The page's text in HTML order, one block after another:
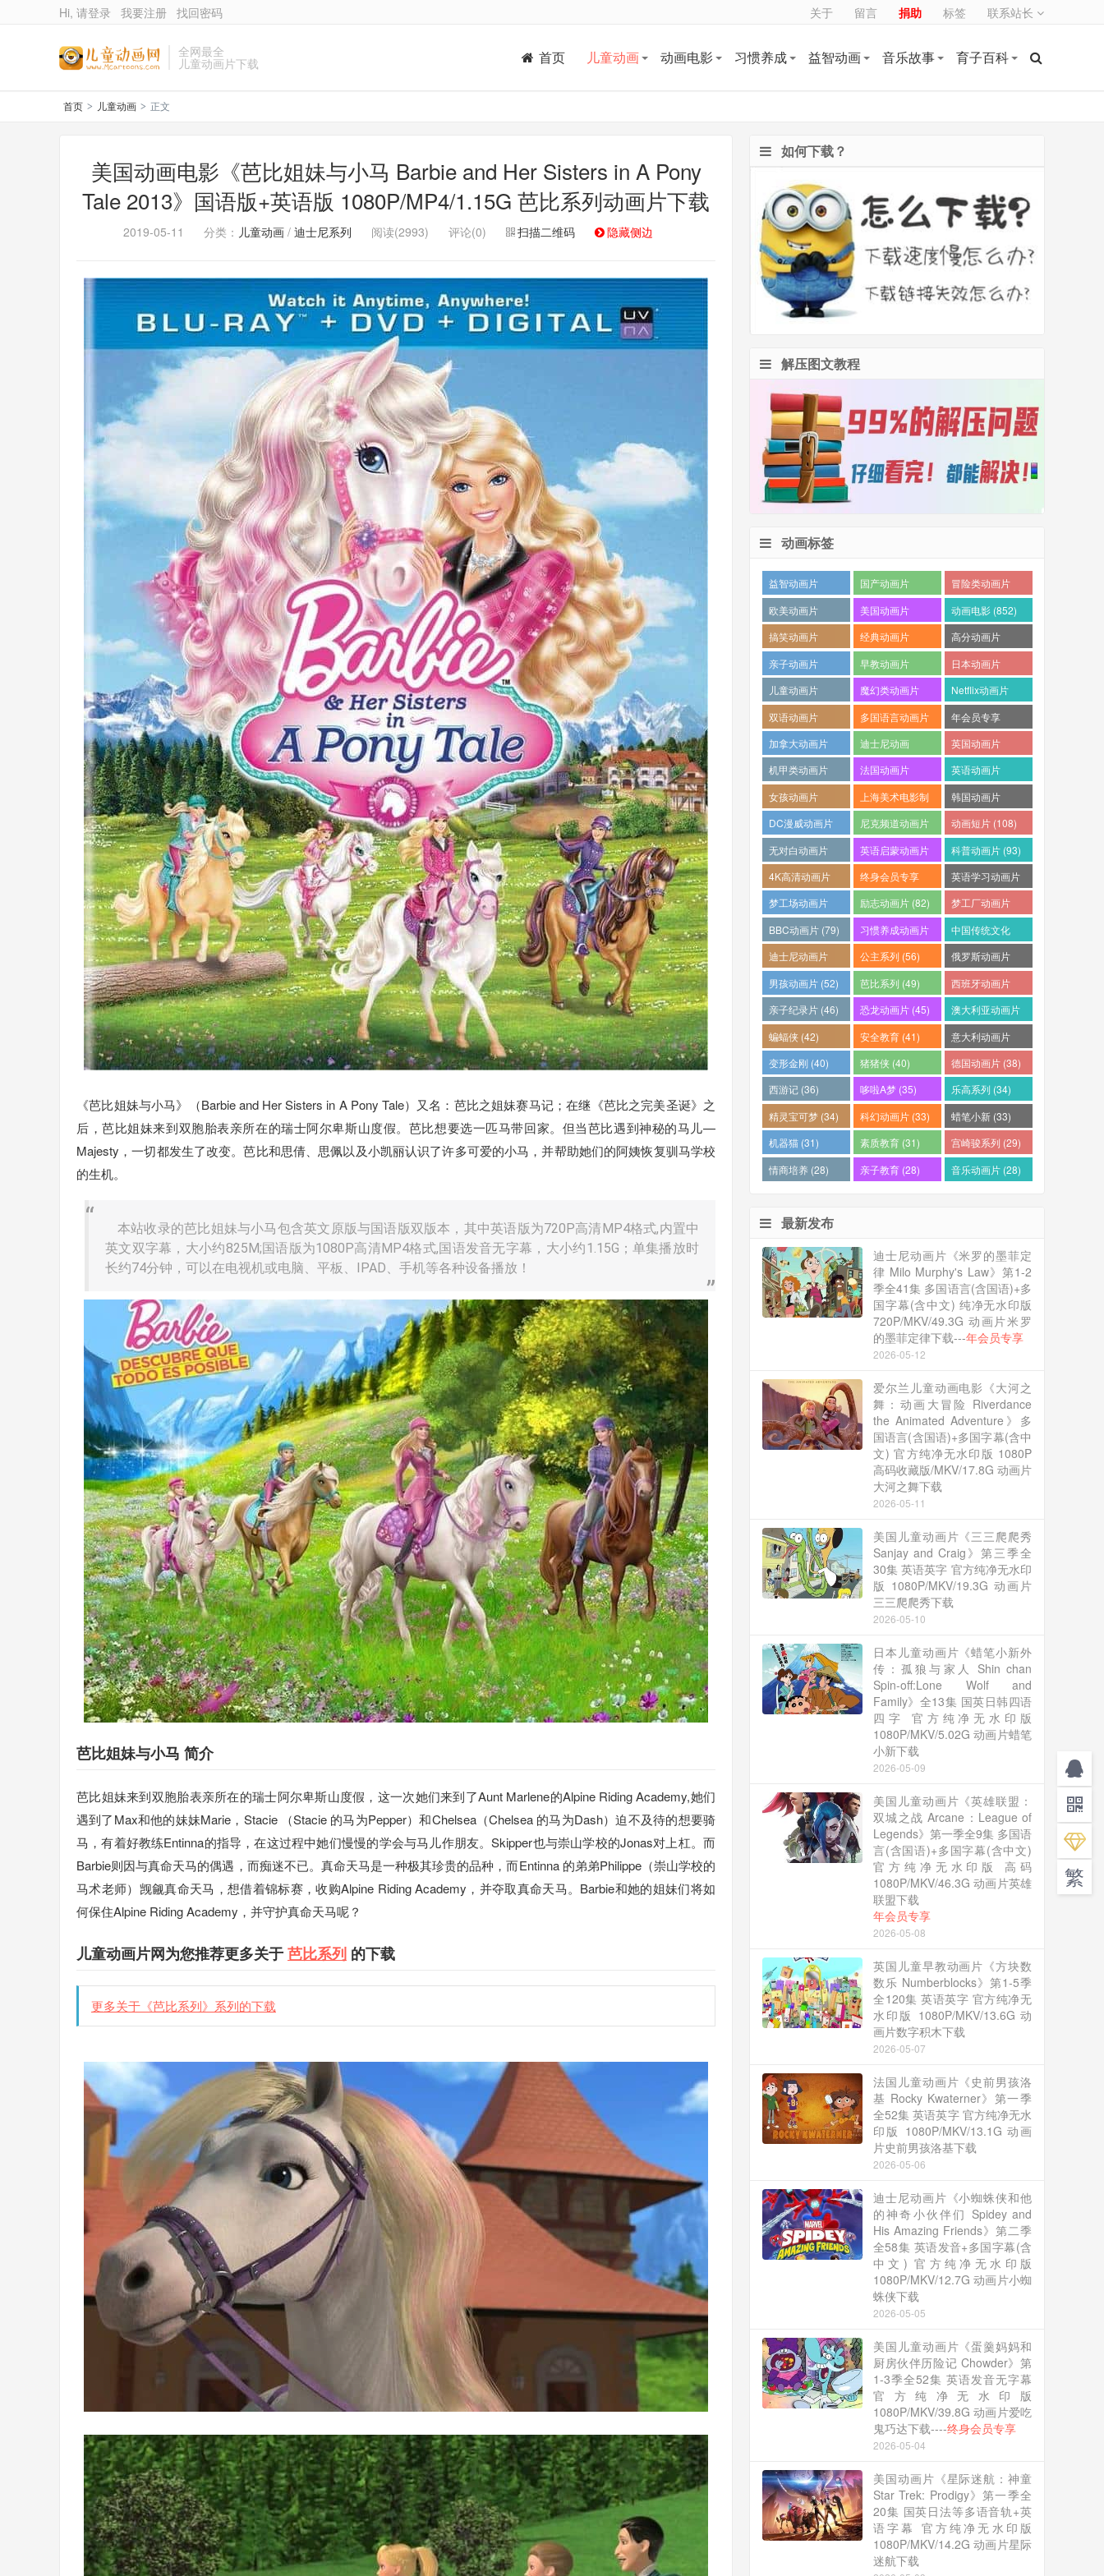
关于 留言 捐助 标签 联系站长
Hi, 请登录 我要注册 找回密码
全网最全
儿童动画片下载 首页 儿童动画 动画电影 习惯养成 益智动画 音乐故事 育子百科
首页 > 儿童动画 > 正文
美国动画电影《芭比姐妹与小马 Barbie and Her Sisters in A Pony
Tale 2013》国语版+英语版 1080P/MP4/1.15G 芭比系列动画片下载
2019-05-11 分类： 儿童动画/ 迪士尼系列 阅读(2993) 评论(0) 扫描二维码 隐藏侧边
《芭比姐妹与小马》（Barbie and Her Sisters in A Pony Tale）又名：芭比之姐妹赛马记；在继《芭比之完美圣诞》之
后，芭比姐妹来到双胞胎表亲所在的瑞士阿尔卑斯山度假。芭比想要选一匹马带回家。但当芭比遇到神秘的马儿—
Majesty，一切都发生了改变。芭比和思倩、思佩以及小凯丽认识了许多可爱的小马，并帮助她们的阿姨恢复驯马学校
的生机。
本站收录的芭比姐妹与小马包含英文原版与国语版双版本，其中英语版为720P高清MP4格式,内置中
英文双字幕，大小约825M;国语版为1080P高清MP4格式,国语发音无字幕，大小约1.15G；单集播放时
长约74分钟，可以在电视机或电脑、平板、IPAD、手机等各种设备播放！
芭比姐妹与小马 简介
芭比姐妹来到双胞胎表亲所在的瑞士阿尔卑斯山度假，这一次她们来到了Aunt Marlene的Alpine Riding Academy,她们
遇到了Max和他的妹妹Marie，Stacie （Stacie 的马为Pepper）和Chelsea（Chelsea 的马为Dash）迫不及待的想要骑
马，有着好教练Entinna的指导，在这过程中她们慢慢的学会与马儿作朋友。Skipper也与崇山学校的Jonas对上杠。而
Barbie则因与真命天马的偶遇，而痴迷不已。真命天马是一种极其珍贵的品种，而Entinna 的弟弟Philippe（崇山学校的
马术老师）觊觎真命天马，想借着锦标赛，收购Alpine Riding Academy，并夺取真命天马。Barbie和她的姐妹们将如
何保住Alpine Riding Academy，并守护真命天马呢？
儿童动画片网为您推荐更多关于芭比系列 的下载
更多关于《芭比系列》系列的下载
如何下载？
解压图文教程
动画标签
益智动画片
(1530)
国产动画片
(1359)
冒险类动画片
(1260)
欧美动画片
(1016)
美国动画片
(871)
动画电影 (852)
搞笑动画片
(825)
经典动画片
(694)
高分动画片
(573)
亲子动画片
(389)
早教动画片
(386)
日本动画片
(359)
儿童动画片
(350)
魔幻类动画片
(286)
Netflix动画片
(280)
双语动画片
(253)
多国语言动画片
(242)
年会员专享
(233)
加拿大动画片
(228)
迪士尼动画
(227)
英国动画片
(212)
机甲类动画片
(205)
法国动画片
(204)
英语动画片
(187)
女孩动画片
(164)
上海美术电影制
片厂 (121)
韩国动画片
(118)
DC漫威动画片
(112)
尼克频道动画片
(108)
动画短片 (108)
无对白动画片
(96)
英语启蒙动画片
(95)
科普动画片 (93)
4K高清动画片
(91)
终身会员专享
(88)
英语学习动画片
(83)
梦工场动画片
(83)
励志动画片 (82)
梦工厂动画片
(81)
BBC动画片 (79)
习惯养成动画片
(64)
中国传统文化
(61)
迪士尼动画片
(59)
公主系列 (56)
俄罗斯动画片
(55)
男孩动画片 (52) 芭比系列 (49)
西班牙动画片
(46)
亲子纪录片 (46) 恐龙动画片 (45)
澳大利亚动画片
(45)
蝙蝠侠 (42) 安全教育 (41)
意大利动画片
(41)
变形金刚 (40) 猪猪侠 (40)
德国动画片 (38)
西游记 (36)
哆啦A梦 (35)
乐高系列 (34)
精灵宝可梦 (34)
科幻动画片 (33)
蜡笔小新 (33)
机器猫 (31)
素质教育 (31)
宫崎骏系列 (29)
情商培养 (28)
亲子教育 (28) 音乐动画片 (28)
最新发布
迪士尼动画片《米罗的墨菲定
律 Milo Murphy's Law》第1-2
季全41集 多国语言(含国语)+多
国字幕(含中文) 纯净无水印版
720P/MKV/49.3G 动画片米罗
的墨菲定律下载---年会员专享
2026-05-12
爱尔兰儿童动画电影《大河之
舞：动画大冒险 Riverdance
the Animated Adventure》多
国语言(含国语)+多国字幕(含中
文) 官方纯净无水印版 1080P
高码收藏版/MKV/17.8G 动画片
大河之舞下载
2026-05-11
美国儿童动画片《三三爬爬秀
Sanjay and Craig》第三季全
30集 英语英字 官方纯净无水印
版 1080P/MKV/19.3G 动画片
三三爬爬秀下载
2026-05-10
日本儿童动画片《蜡笔小新外
传：孤狼与家人 Shin chan
Spin-off:Lone Wolf and
Family》全13集 国英日韩四语
四字 官方纯净无水印版
1080P/MKV/5.02G 动画片蜡笔
小新下载
2026-05-09
美国儿童动画片《英雄联盟：
双城之战 Arcane：League of
Legends》第一季全9集 多国语
言(含国语)+多国字幕(含中文)
官方纯净无水印版 高码
1080P/MKV/46.3G 动画片英雄
联盟下载
年会员专享
2026-05-08
英国儿童早教动画片《方块数
数乐 Numberblocks》第1-5季
全120集 英语英字 官方纯净无
水印版 1080P/MKV/13.6G 动
画片数字积木下载
2026-05-07
法国儿童动画片《史前男孩洛
基 Rocky Kwaterner》第一季
全52集 英语英字 官方纯净无水
印版 1080P/MKV/13.1G 动画
片史前男孩洛基下载
2026-05-06
迪士尼动画片《小蜘蛛侠和他
的神奇小伙伴们 Spidey and
His Amazing Friends》第二季
全58集 英语发音+多国字幕(含
中文) 官方纯净无水印版
1080P/MKV/12.7G 动画片小蜘
蛛侠下载
2026-05-05
美国儿童动画片《蛋羹妈妈和
厨房伙伴历险记 Chowder》第
1-3季全52集 英语发音无字幕
官方纯净无水印版
1080P/MKV/39.8G 动画片爱吃
鬼巧达下载----终身会员专享
2026-05-04
美国动画片《星际迷航：神童
Star Trek: Prodigy》第一季全
20集 国英日法等多语音轨+英
语字幕 官方纯净无水印版
1080P/MKV/14.2G 动画片星际
迷航下载
繁